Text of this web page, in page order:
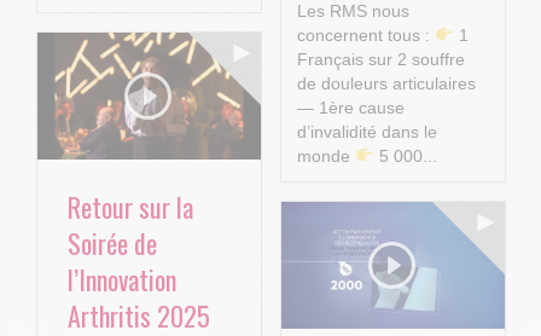
Les RMS nous
concernent tous :
1
Français sur 2 souffre
de douleurs articulaires
— 1ère cause
d’invalidité dans le
monde
5 000...
Retour sur la
Soirée de
l’Innovation
Arthritis 2025